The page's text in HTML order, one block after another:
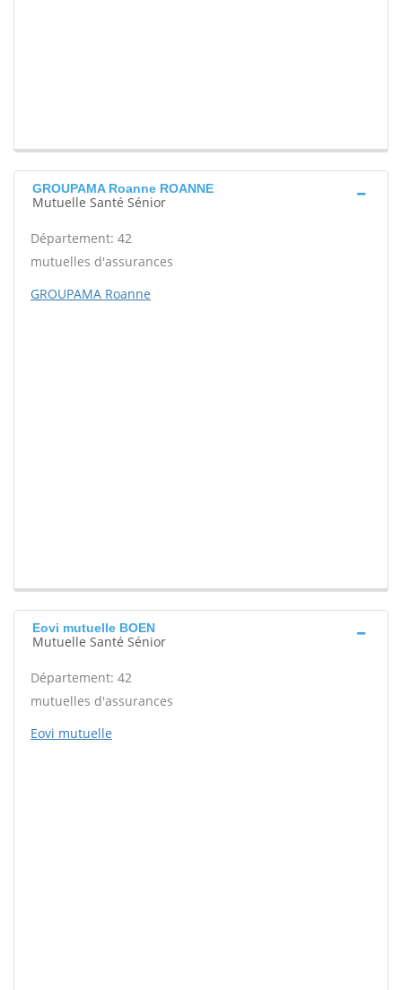
GROUPAMA Roanne ROANNE
Mutuelle Santé Sénior
Département: 42
mutuelles d'assurances
GROUPAMA Roanne
Eovi mutuelle BOEN
Mutuelle Santé Sénior
Département: 42
mutuelles d'assurances
Eovi mutuelle